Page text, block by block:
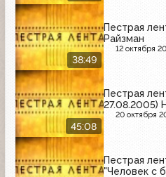
38:49
Пестрая
Райзман
12 октября
45:08
Пестрая
27.08.2005)
20 октября
Пестрая
"Человек с